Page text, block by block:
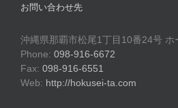
お問い合わせ先
沖縄県那覇市松尾1丁目10番24号
Phone: 098-916-6672
Fax: 098-916-6551
Web: http://hokusei-ta.com